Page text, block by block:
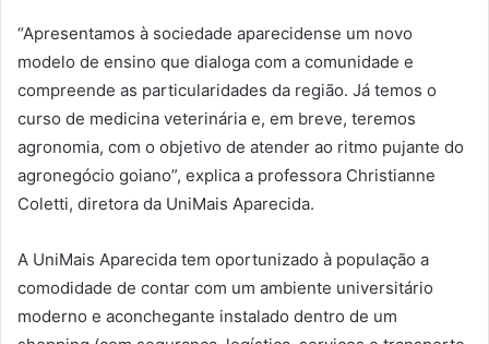
“Apresentamos à sociedade aparecidense um novo
modelo de ensino que dialoga com a comunidade e
compreende as particularidades da região. Já temos o
curso de medicina veterinária e, em breve, teremos
agronomia, com o objetivo de atender ao ritmo pujante do
agronegócio goiano”, explica a professora Christianne
Coletti, diretora da UniMais Aparecida.
A UniMais Aparecida tem oportunizado à população a
comodidade de contar com um ambiente universitário
moderno e aconchegante instalado dentro de um